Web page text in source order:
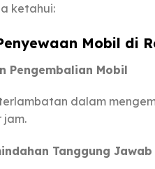
ketahui:
Mobil di
Pengembalian Mobil
dalam
jam.
Tanggung Jawab